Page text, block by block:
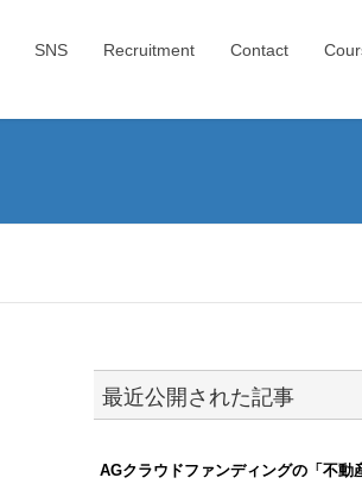
SNS Recruitment Contact
最近公開された記事
AGクラウドファンディングの「不動